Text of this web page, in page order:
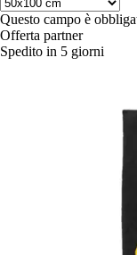
Questo campo è
Offerta partner
Spedito in 5 giorni